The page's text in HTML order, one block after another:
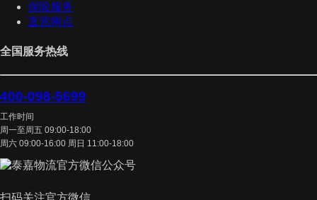
保险服务
直营网点
全国服务热线
400-098-5699
工作时间
周一至周五 09:00-18:00
周六 09:00-16:00 周日 11:00-18:00
扫码关注官方微信